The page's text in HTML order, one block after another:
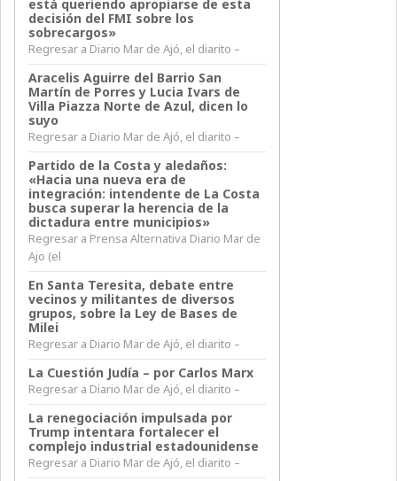
está queriendo apropiarse de esta
decisión del FMI sobre los
sobrecargos»
Regresar a Diario Mar de Ajó, el diarito –
Aracelis Aguirre del Barrio San
Martín de Porres y Lucia Ivars de
Villa Piazza Norte de Azul, dicen lo
suyo
Regresar a Diario Mar de Ajó, el diarito –
Partido de la Costa y aledaños:
«Hacia una nueva era de
integración: intendente de La Costa
busca superar la herencia de la
dictadura entre municipios»
Regresar a Prensa Alternativa Diario Mar de
Ajo (el
En Santa Teresita, debate entre
vecinos y militantes de diversos
grupos, sobre la Ley de Bases de
Milei
Regresar a Diario Mar de Ajó, el diarito –
La Cuestión Judía – por Carlos Marx
Regresar a Diario Mar de Ajó, el diarito –
La renegociación impulsada por
Trump intentara fortalecer el
complejo industrial estadounidense
Regresar a Diario Mar de Ajó, el diarito –